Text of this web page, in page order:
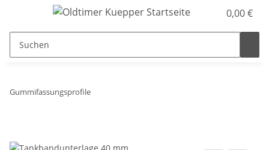
0,00 €
Gummifassungsprofile